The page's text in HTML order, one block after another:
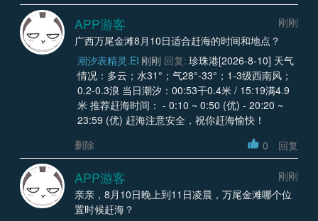
APP游客
刚刚
广西万尾金滩8月10日适合赶海的时间和地点？
潮汐表精灵.EI 刚刚 回复: 珍珠港[2026-8-10] 天气
情况：多云；水31°；气28°-33°；1-3级西南风；
0.2-0.3浪 当日潮汐：00:53干0.4米 / 15:19满4.9
米 推荐赶海时间： - 0:10 ~ 0:50 (优) - 20:20 ~
23:59 (优) 赶海注意安全，祝你赶海愉快！
删除
0 回复
APP游客
刚刚
亲亲，8月10日晚上到11日凌晨，万尾金滩哪个位
置时候赶海？